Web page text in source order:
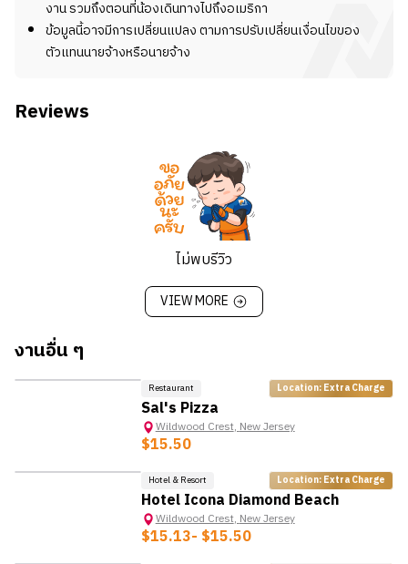
งาน รวมถึงตอนที่น้องเดินทางไปถึงอเมริกา
ข้อมูลนี้อาจมีการเปลี่ยนแปลง ตามการปรับเปลี่ยนเงื่อนไขของ
ตัวแทนนายจ้างหรือนายจ้าง
Reviews
ไม่พบรีวิว
VIEW MORE
งานอื่น ๆ
Restaurant Location: Extra Charge
Sal's Pizza
Wildwood Crest,New Jersey
$15.50
Hotel & Resort Location: Extra Charge
Hotel Icona Diamond Beach
Wildwood Crest,New Jersey
$15.13- $15.50